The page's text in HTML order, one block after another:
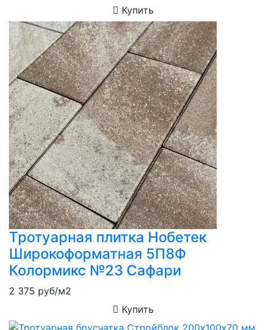
Купить
Тротуарная плитка Нобетек
Широкоформатная 5П8Ф
Колормикс №23 Сафари
2 375 руб/м2
Купить